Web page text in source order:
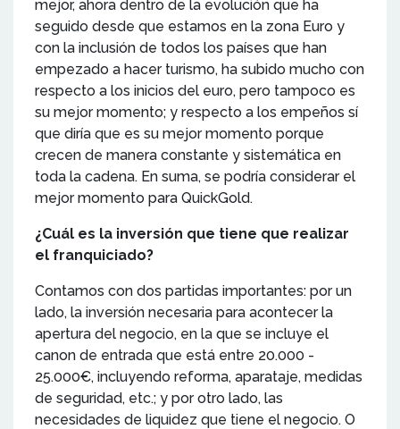
mejor, ahora dentro de la evolución que ha
seguido desde que estamos en la zona Euro y
con la inclusión de todos los países que han
empezado a hacer turismo, ha subido mucho con
respecto a los inicios del euro, pero tampoco es
su mejor momento; y respecto a los empeños sí
que diría que es su mejor momento porque
crecen de manera constante y sistemática en
toda la cadena. En suma, se podría considerar el
mejor momento para QuickGold.
¿Cuál es la inversión que tiene que realizar
el franquiciado?
Contamos con dos partidas importantes: por un
lado, la inversión necesaria para acontecer la
apertura del negocio, en la que se incluye el
canon de entrada que está entre 20.000 -
25.000€, incluyendo reforma, aparataje, medidas
de seguridad, etc.; y por otro lado, las
necesidades de liquidez que tiene el negocio. O